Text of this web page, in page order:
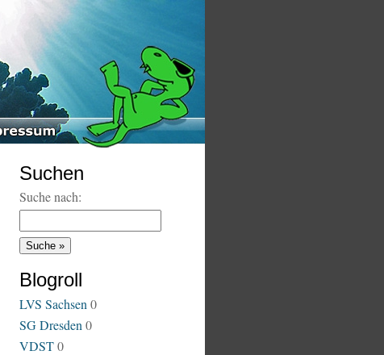
Suchen
Suche nach:
Blogroll
LVS Sachsen 0
SG Dresden 0
VDST0